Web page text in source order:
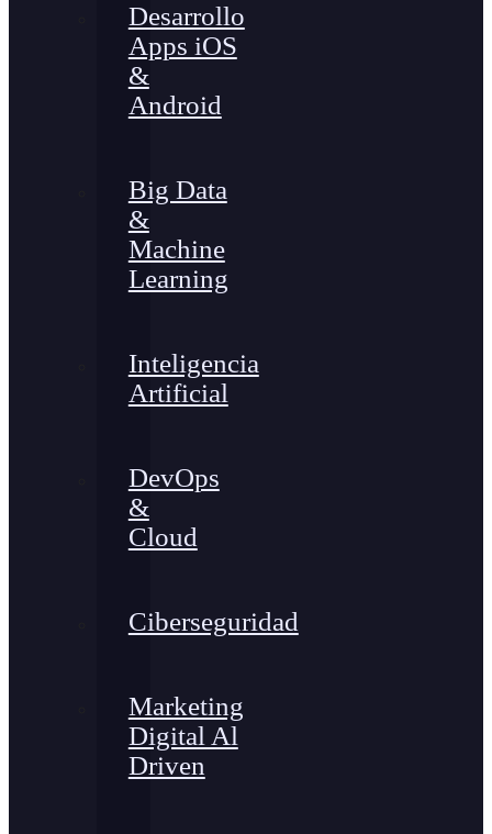
Desarrollo
Apps iOS
&
Android
Big Data
&
Machine
Learning
Inteligencia
Artificial
DevOps
&
Cloud
Ciberseguridad
Marketing
Digital Al
Driven